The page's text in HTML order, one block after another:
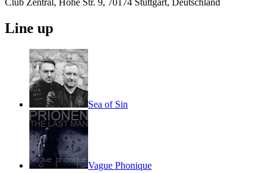
Line up
Sea of Sin
Vague Phonique